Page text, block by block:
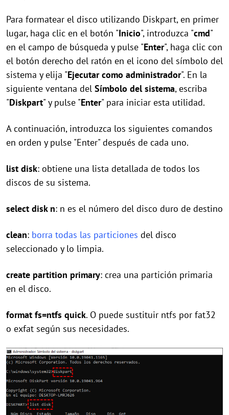
Para formatear el disco utilizando Diskpart, en primer
lugar, haga clic en el botón "Inicio", introduzca "cmd"
en el campo de búsqueda y pulse "Enter", haga clic con
el botón derecho del ratón en el icono del símbolo del
sistema y elija "Ejecutar como administrador". En la
siguiente ventana del Símbolo del sistema, escriba
"Diskpart" y pulse "Enter" para iniciar esta utilidad.
A continuación, introduzca los siguientes comandos
en orden y pulse "Enter" después de cada uno.
list disk: obtiene una lista detallada de todos los
discos de su sistema.
select disk n: n es el número del disco duro de destino
clean: borra todas las particiones del disco
seleccionado y lo limpia.
create partition primary: crea una partición primaria
en el disco.
format fs=ntfs quick. O puede sustituir ntfs por fat32
o exfat según sus necesidades.